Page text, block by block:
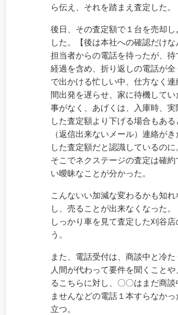
ら伝え、それを踏まえ査定した。
後日、その査定額で１台を売却
した。【後は本社への確認だけな
担当者からの電話を待ったが、
経過を含め、折り返しの電話が
で出かける忙しい中、仕方なく
間出発を遅らせ、家に待機して
事がなく、あげくは、入庫時、
した査定額より下げる場合もあ
（返信出来ないメール）連絡が
した査定額だと認識しているのに
そこでネクステージの査定は確
い曖昧なことが分かった。
こんないい加減な変わるかも知
し、売ることが出来なくなった。
しっかり車を見て査定した刈谷
う。
また、電話受付は、商談中と冷
人間が代わって要件を聞くこと
るこちらに対し、〇〇はまだ商
ませんなどの電話１本すらなか
立つ。